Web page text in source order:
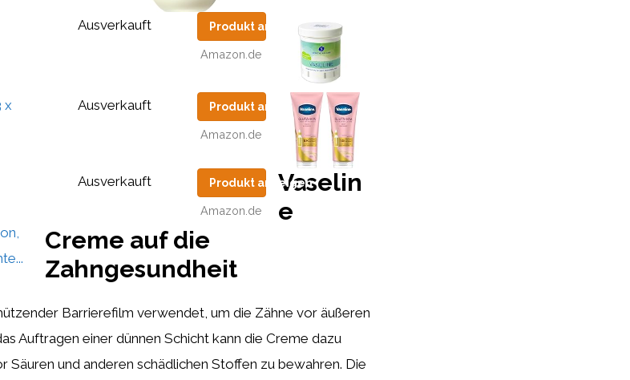
Ausverkauft Produkt anzeigen
Amazon.de
x
Ausverkauft Produkt anzeigen
Amazon.de
Ausverkauft Produkt anzeigen
Amazon.de
Vaselin
e
Creme auf die
Zahngesundheit
Barrierefilm verwendet, um die Zähne vor äußeren
Auftragen einer dünnen Schicht kann die Creme dazu
Säuren und anderen schädlichen Stoffen zu bewahren. Die